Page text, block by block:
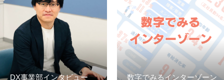
DX事業部インタビュー 数字でみるインターゾーン